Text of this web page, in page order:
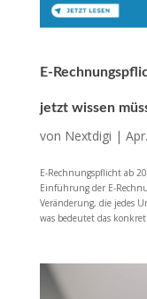
E-
jetzt wissen
von Nextdigi |
E-Rechnungspflicht ab
Einführung der E-
Veränderung, die jedes
was bedeutet das